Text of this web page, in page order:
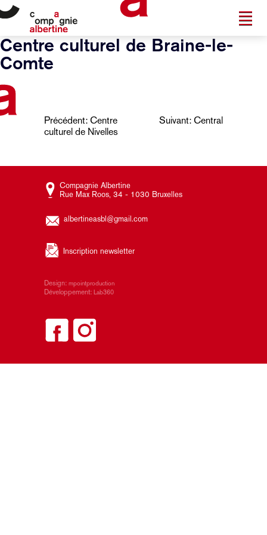
Centre culturel de Braine-le-
Comte
Navigation
de
Précédent: Centre
culturel de Nivelles
Suivant: Central
Compagnie Albertine
Rue Max Roos, 34 - 1030 Bruxelles
albertineasbl@gmail.com
Inscription newsletter
Design: mpointproduction
Développement: Lab360